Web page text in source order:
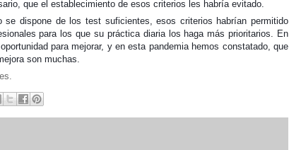
que el establecimiento de esos criterios les habría evitado.
dispone de los test suficientes, esos criterios habrían permitido
para los que su práctica diaria los haga más prioritarios. En
para mejorar, y en esta pandemia hemos constatado, que
son muchas.